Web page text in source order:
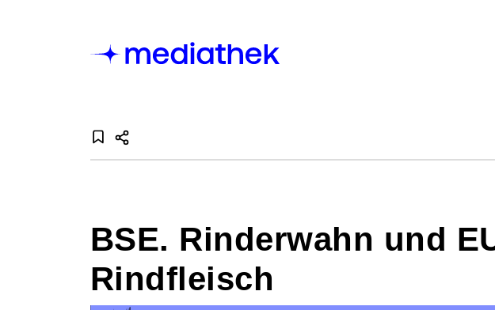
BSE. Rinderwahn und
Rindfleisch